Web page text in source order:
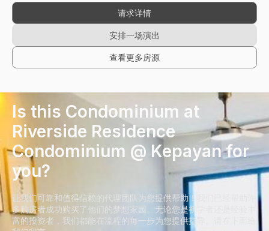
请求详情
安排一场演出
查看更多房源
Is this Condominium at
Riverside Residence
Condominium @ Kepayan for
you?
让我们可靠和值得信赖的代理团队为您提供帮助！我们已经帮助许
多购房者成功购买了他们的梦想家园。无论您是初学者还是经验丰
富的投资者，我们都能在流程的每一步为您提供指导。请在下面给